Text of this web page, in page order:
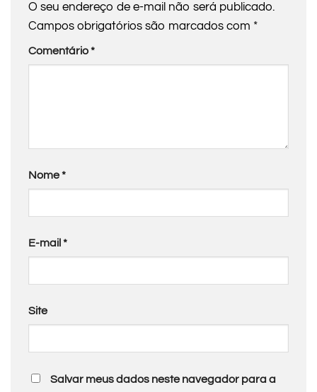
O seu endereço de e-mail não será publicado.
Campos obrigatórios são marcados com *
Comentário*
Nome*
E-mail *
Site
Salvar meus dados neste navegador para a